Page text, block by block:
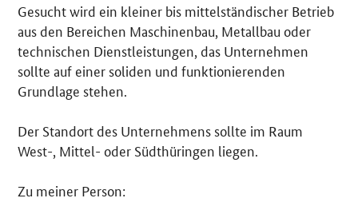
Details
Gesucht wird ein kleiner bis mittelständischer Betrieb
aus den Bereichen Maschinenbau, Metallbau oder
technischen Dienstleistungen, das Unternehmen
sollte auf einer soliden und funktionierenden
Grundlage stehen.
Der Standort des Unternehmens sollte im Raum
West-, Mittel- oder Südthüringen liegen.
Zu meiner Person: